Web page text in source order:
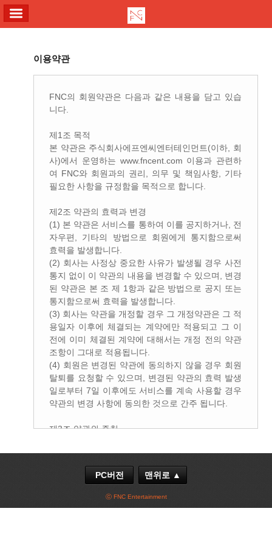
이용약관
PC버전 맨위로 ▲
ⓒ FNC Entertainment